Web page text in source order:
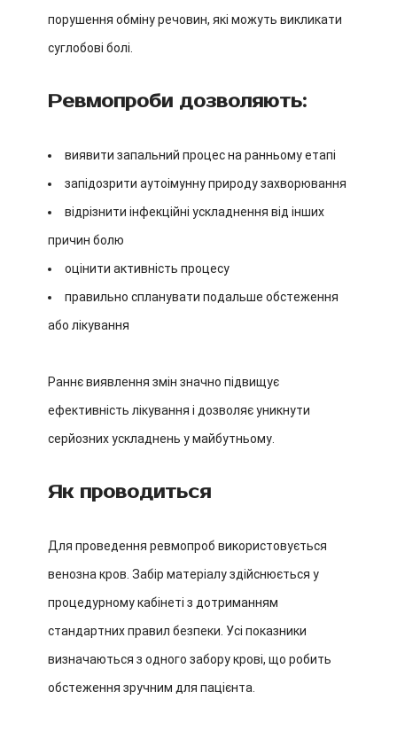
порушення обміну речовин, які можуть викликати
суглобові болі.
Ревмопроби дозволяють:
виявити запальний процес на ранньому етапі
запідозрити аутоімунну природу захворювання
відрізнити інфекційні ускладнення від інших
причин болю
оцінити активність процесу
правильно спланувати подальше обстеження
або лікування
Раннє виявлення змін значно підвищує
ефективність лікування і дозволяє уникнути
серйозних ускладнень у майбутньому.
Як проводиться
Для проведення ревмопроб використовується
венозна кров. Забір матеріалу здійснюється у
процедурному кабінеті з дотриманням
стандартних правил безпеки. Усі показники
визначаються з одного забору крові, що робить
обстеження зручним для пацієнта.